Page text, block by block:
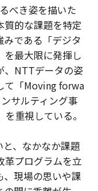
べき姿を描いた
質的な課題を特定
である「デジタ
最大限に発揮し
、NTTデータの姿
て「Moving forwa
サルティング事
重視している。
と、なかなか課題
革プログラムを立
現場の思いや課